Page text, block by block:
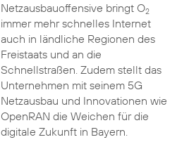
Netzausbauoffensive bringt O2
immer mehr schnelles Internet
auch in ländliche Regionen des
Freistaats und an die
Schnellstraßen. Zudem stellt das
Unternehmen mit seinem 5G
Netzausbau und Innovationen wie
OpenRAN die Weichen für die
digitale Zukunft in Bayern.